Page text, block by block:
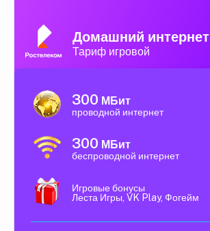
Домашний интернет
Тариф игровой
300 МБит
проводной интернет
300 МБит
беспроводной интернет
Игровые бонусы
Леста Игры, VK Play, Фогейм